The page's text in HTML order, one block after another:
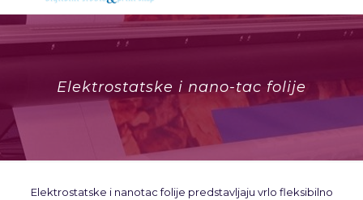
Elektrostatske i nano-tac folije
Elektrostatske i nanotac folije predstavljaju vrlo fleksibilno